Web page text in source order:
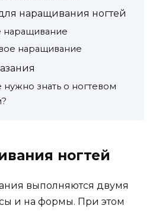
наращивания ногтей
наращивание
наращивание
знать о ногтевом
ногтей
выполняются двумя
и на формы. При этом